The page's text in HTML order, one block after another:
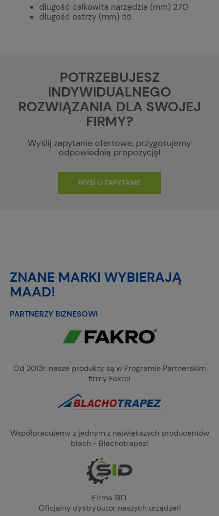
długość całkowita narzędzia (mm) 270
długość ostrzy (mm) 55
POTRZEBUJESZ
INDYWIDUALNEGO
ROZWIĄZANIA DLA SWOJEJ
FIRMY?
Wyślij zapytanie ofertowe, przygotujemy
odpowiednią propozycję!
WYŚLIJ ZAPYTANIE
ZNANE MARKI WYBIERAJĄ
MAAD!
PARTNERZY BIZNESOWI
Od 2013r. nasze produkty są w Programie Partnerskim
firmy Fakro!
Współpracujemy z jednym z największych producentów
blach - Blachotrapez!
Firma SID.
Oficjalny dystrybutor naszych urządzeń